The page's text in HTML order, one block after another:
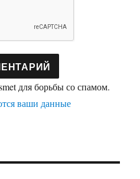
для борьбы со спамом.
ваши данные